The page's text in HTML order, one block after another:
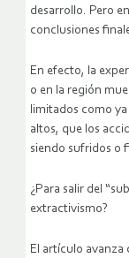
desarrollo. Pero
conclusiones
En efecto, la
o en la región
limitados como
altos, que los
siendo sufridos o
¿Para salir del
extractivismo?
El artículo